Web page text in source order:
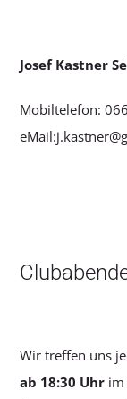
Josef Kastner
Mobiltelefon:
Wir treffen uns
ab 18:30 Uhr